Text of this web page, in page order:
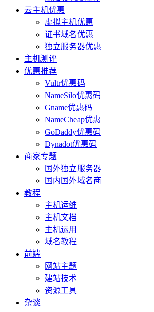
云主机优惠
虚拟主机优惠
证书域名优惠
独立服务器优惠
主机测评
优惠推荐
Vultr优惠码
NameSilo优惠码
Gname优惠码
NameCheap优惠
GoDaddy优惠码
Dynadot优惠码
商家专题
国外独立服务器
国内国外域名商
教程
主机运维
主机文档
主机运用
域名教程
前端
网站主题
建站技术
资源工具
杂谈